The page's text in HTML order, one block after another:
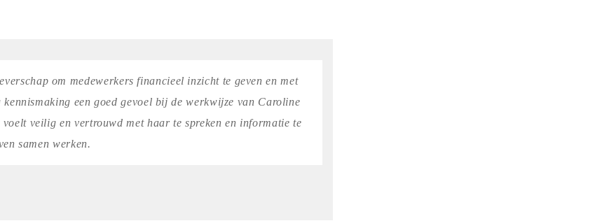
om medewerkers financieel inzicht te geven en met
een goed gevoel bij de werkwijze van Caroline
veilig en vertrouwd met haar te spreken en informatie te
samen werken.